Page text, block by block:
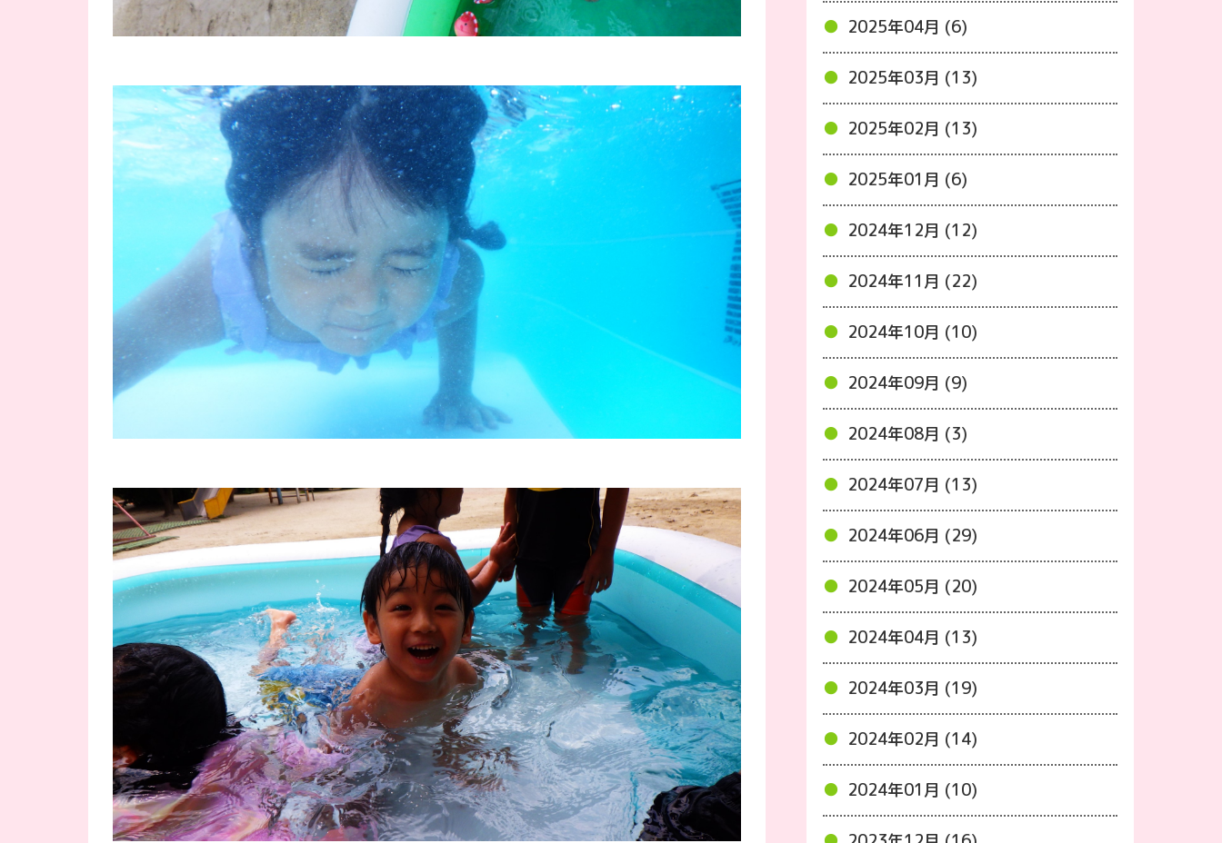
2025年04月 (6)
2025年03月 (13)
2025年02月 (13)
2025年01月 (6)
2024年12月 (12)
2024年11月 (22)
2024年10月 (10)
2024年09月 (9)
2024年08月 (3)
2024年07月 (13)
2024年06月 (29)
2024年05月 (20)
2024年04月 (13)
2024年03月 (19)
2024年02月 (14)
2024年01月 (10)